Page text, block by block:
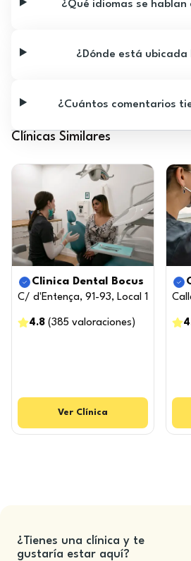
¿Qué idiomas se hablan
¿Dónde está ubicada
¿Cuántos comentarios
Clínicas Similares
Clinica Dental Bocus
C/ d'Entença, 91-93, Local 1
4.8 (385 valoraciones )
Ver Clínica
¿Tienes una clínica y te
gustaría estar aquí?